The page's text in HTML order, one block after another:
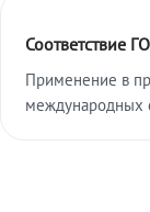
Соответствие
Применение в
международных